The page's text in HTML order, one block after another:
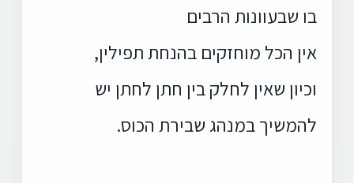
בו שבעוונות הרבים
אין הכל מוחזקים בהנחת תפילין,
וכיון שאין לחלק בין חתן לחתן יש
להמשיך במנהג שבירת הכוס.